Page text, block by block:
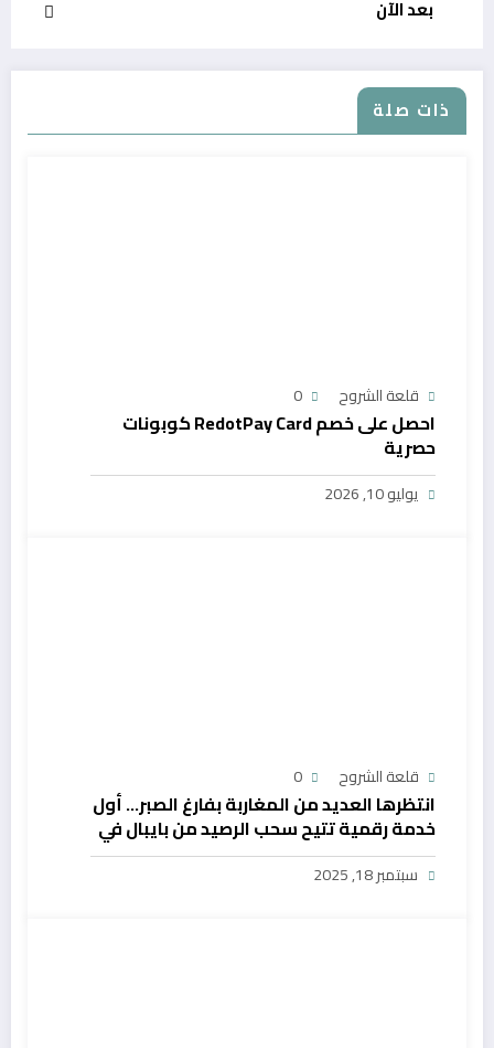
بعد الآن
ذات صلة
قلعة الشروح 0
احصل على خصم RedotPay Card كوبونات
حصرية
يوليو 10, 2026
قلعة الشروح 0
انتظرها العديد من المغاربة بفارغ الصبر… أول
خدمة رقمية تتيح سحب الرصيد من بايبال في
المغرب
سبتمبر 18, 2025